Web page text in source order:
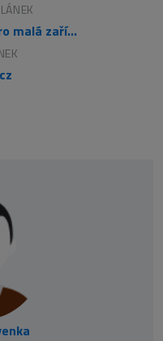
ASP.NET - stránky pro malá zařízení a mobilní telefony